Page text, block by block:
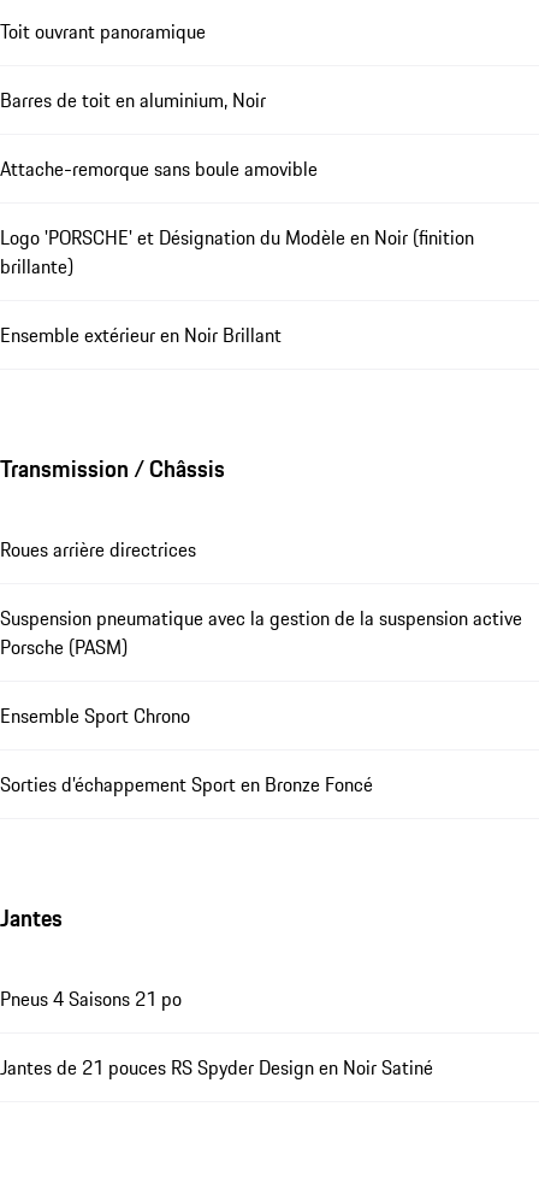
Toit ouvrant panoramique
Barres de toit en aluminium, Noir
Attache-remorque sans boule amovible
Logo 'PORSCHE' et Désignation du Modèle en Noir (finition
brillante)
Ensemble extérieur en Noir Brillant
Transmission / Châssis
Roues arrière directrices
Suspension pneumatique avec la gestion de la suspension active
Porsche (PASM)
Ensemble Sport Chrono
Sorties d’échappement Sport en Bronze Foncé
Jantes
Pneus 4 Saisons 21 po
Jantes de 21 pouces RS Spyder Design en Noir Satiné